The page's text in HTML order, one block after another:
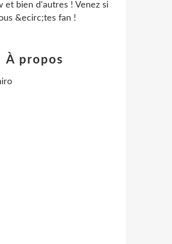
et bien d'autres ! Venez si
&ecirc;tes fan !
À propos